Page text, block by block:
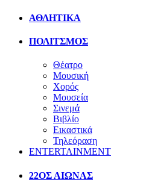
ΑΘΛΗΤΙΚΑ
ΠΟΛΙΤΣΜΟΣ
Θέατρο
Μουσική
Χορός
Μουσεία
Σινεμά
Βιβλίο
Εικαστικά
Τηλεόραση
ENTERTAINMENT
22ΟΣ ΑΙΩΝΑΣ